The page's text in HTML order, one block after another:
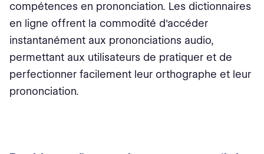
compétences en prononciation. Les dictionnaires
en ligne offrent la commodité d'accéder
instantanément aux prononciations audio,
permettant aux utilisateurs de pratiquer et de
perfectionner facilement leur orthographe et leur
prononciation.